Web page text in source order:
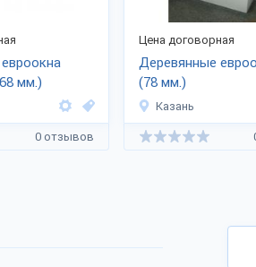
мм.)
0 отзывов
Цена договорная
Деревянные
(78 мм.)
Казань